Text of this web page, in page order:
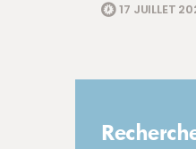
17 JUILLET